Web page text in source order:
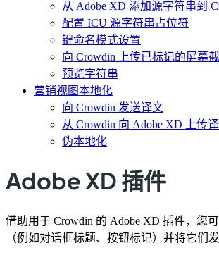
从 Adobe XD 添加源字符串到
配置 ICU 源字符串占位符
键命名模式设置
向 Crowdin 上传已标记的屏幕
预览字符串
营销视图本地化
向 Crowdin 发送译文
从 Crowdin 向 Adobe XD 上传
伪本地化
Adobe XD 插件
借助用于 Crowdin 的 Adob​​e XD 插件，您
（例如对话框标题、按钮标记）并将它们